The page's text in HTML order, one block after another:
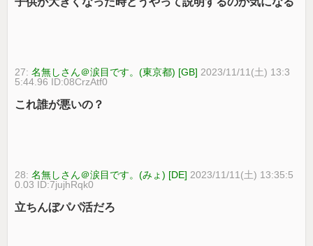
27:名無しさん＠涙目です。(東京都) [GB] 2023/11/11(土) 13:3
5:44.96 ID:08CrzAtf0
これ誰が悪いの？
28:名無しさん＠涙目です。(みょ) [DE] 2023/11/11(土) 13:35:5
0.03 ID:7jujhRqk0
立ちんぼパパ活だろ